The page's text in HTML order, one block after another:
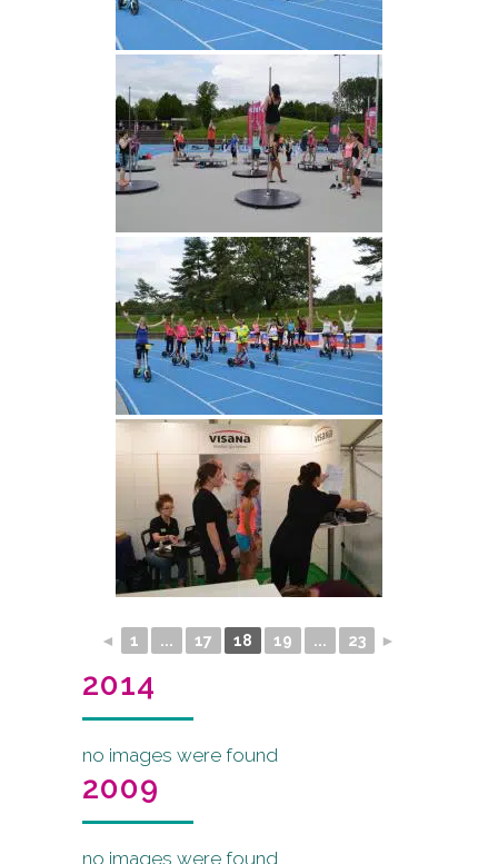
◄ 1 ... 17 18 19 ... 23 ►
2014
no images were found
2009
no images were found